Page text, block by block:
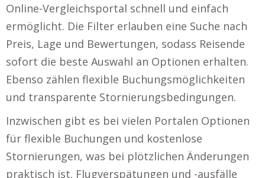
Online-Vergleichsportal schnell und einfach
ermöglicht. Die Filter erlauben eine Suche nach
Preis, Lage und Bewertungen, sodass Reisende
sofort die beste Auswahl an Optionen erhalten.
Ebenso zählen flexible Buchungsmöglichkeiten
und transparente Stornierungsbedingungen.
Inzwischen gibt es bei vielen Portalen Optionen
für flexible Buchungen und kostenlose
Stornierungen, was bei plötzlichen Änderungen
praktisch ist. Flugverspätungen und -ausfälle